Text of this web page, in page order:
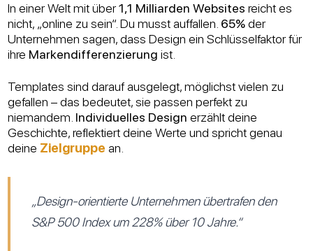
In einer Welt mit über1,1 Milliarden Websites reicht es
nicht, „online zu sein“. Du musst auffallen. 65%der
Unternehmen sagen, dass Design ein Schlüsselfaktor für
ihre Markendifferenzierung ist.
Templates sind darauf ausgelegt, möglichst vielen zu
gefallen – das bedeutet, sie passen perfekt zu
niemandem. Individuelles Design erzählt deine
Geschichte, reflektiert deine Werte und spricht genau
deine Zielgruppe an.
„Design-orientierte Unternehmen übertrafen den
S&P 500 Index um 228% über 10 Jahre.“